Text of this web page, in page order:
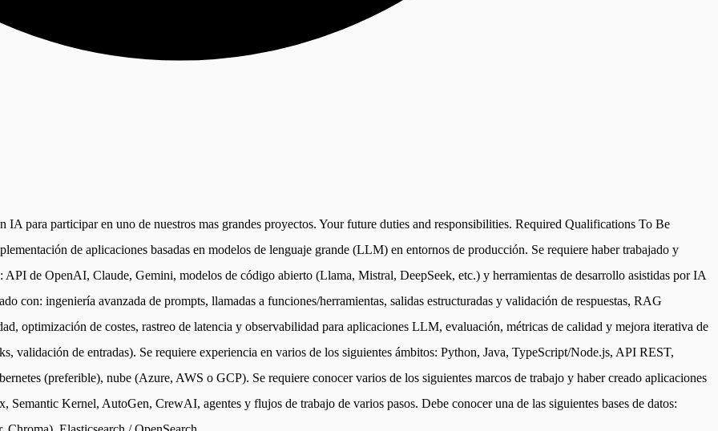
para participar en uno de nuestros mas grandes proyectos. Your future duties and responsibilities. Required Qualifications To Be
de aplicaciones basadas en modelos de lenguaje grande (LLM) en entornos de producción. Se requiere haber trabajado y
de OpenAI, Claude, Gemini, modelos de código abierto (Llama, Mistral, DeepSeek, etc.) y herramientas de desarrollo asistidas por IA
con: ingeniería avanzada de prompts, llamadas a funciones/herramientas, salidas estructuradas y validación de respuestas, RAG
optimización de costes, rastreo de latencia y observabilidad para aplicaciones LLM, evaluación, métricas de calidad y mejora iterativa de
de entradas). Se requiere experiencia en varios de los siguientes ámbitos: Python, Java, TypeScript/Node.js, API REST,
(preferible), nube (Azure, AWS o GCP). Se requiere conocer varios de los siguientes marcos de trabajo y haber creado aplicaciones
Kernel, AutoGen, CrewAI, agentes y flujos de trabajo de varios pasos. Debe conocer una de las siguientes bases de datos: